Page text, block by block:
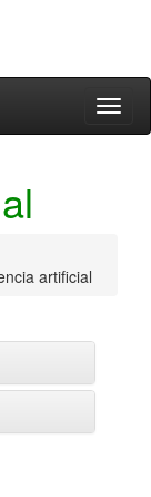
artificial